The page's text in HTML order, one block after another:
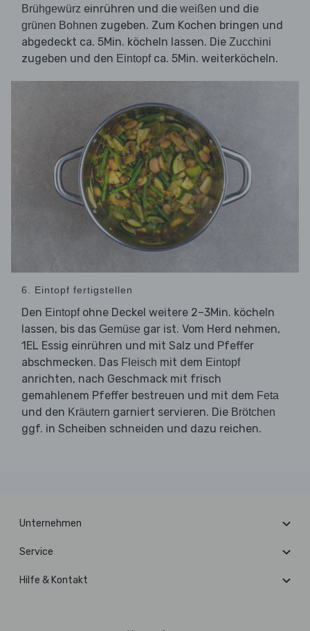
Brühgewürz einrühren und die weißen und die
grünen Bohnen zugeben. Zum Kochen bringen und
abgedeckt ca. 5Min. köcheln lassen. Die Zucchini
zugeben und den Eintopfca. 5Min. weiterköcheln.
6. Eintopf fertigstellen
Den Eintopfohne Deckel weitere 2–3Min. köcheln
lassen, bis das Gemüse gar ist. Vom Herd nehmen,
1EL Essig einrühren und mit Salz und Pfeffer
abschmecken. Das Fleisch mit dem Eintopf
anrichten, nach Geschmack mit frisch
gemahlenem Pfeffer bestreuen und mit dem Feta
und den Kräutern garniert servieren. Die Brötchen
ggf. in Scheiben schneiden und dazu reichen.
Unternehmen
Service
Hilfe & Kontakt